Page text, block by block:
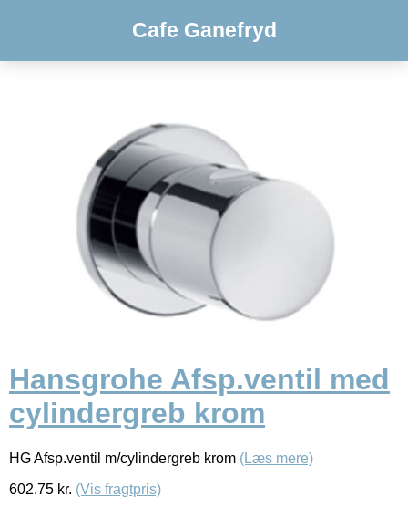
Cafe Ganefryd
Hansgrohe Afsp.ventil med
cylindergreb krom
HG Afsp.ventil m/cylindergreb krom (Læs mere)
602.75 kr. (Vis fragtpris)